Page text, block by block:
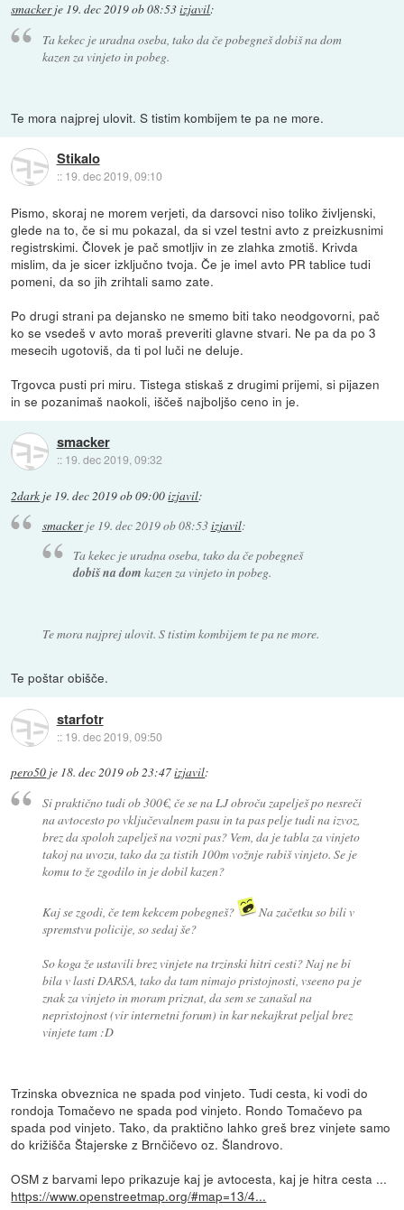
smackerje 19. dec 2019 ob 08:53izjavil:
Ta kekec je uradna oseba, tako da če pobegneš dobiš na dom
kazen za vinjeto in pobeg.
Te mora najprej ulovit. S tistim kombijem te pa ne more.
Stikalo
:: 19. dec 2019, 09:10
Pismo, skoraj ne morem verjeti, da darsovci niso toliko življenski,
glede na to, če si mu pokazal, da si vzel testni avto z preizkusnimi
registrskimi. Človek je pač smotljiv in ze zlahka zmotiš. Krivda
mislim, da je sicer izključno tvoja. Če je imel avto PR tablice tudi
pomeni, da so jih zrihtali samo zate.
Po drugi strani pa dejansko ne smemo biti tako neodgovorni, pač
ko se vsedeš v avto moraš preveriti glavne stvari. Ne pa da po 3
mesecih ugotoviš, da ti pol luči ne deluje.
Trgovca pusti pri miru. Tistega stiskaš z drugimi prijemi, si pijazen
in se pozanimaš naokoli, iščeš najboljšo ceno in je.
smacker
:: 19. dec 2019, 09:32
2dark je 19. dec 2019 ob 09:00izjavil:
smackerje 19. dec 2019 ob 08:53izjavil:
Ta kekec je uradna oseba, tako da če pobegneš
dobiš na dom kazen za vinjeto in pobeg.
Te mora najprej ulovit. S tistim kombijem te pa ne more.
Te poštar obišče.
starfotr
:: 19. dec 2019, 09:50
pero50 je 18. dec 2019 ob 23:47izjavil:
Si praktično tudi ob 300€, če se na LJ obroču zapelješ po nesreči
na avtocesto po vključevalnem pasu in ta pas pelje tudi na izvoz,
brez da spoloh zapelješ na vozni pas? Vem, da je tabla za vinjeto
takoj na uvozu, tako da za tistih 100m vožnje rabiš vinjeto. Se je
komu to že zgodilo in je dobil kazen?
Kaj se zgodi, če tem kekcem pobegneš?
Na začetku so bili v
spremstvu policije, so sedaj še?
So koga že ustavili brez vinjete na trzinski hitri cesti? Naj ne bi
bila v lasti DARSA, tako da tam nimajo pristojnosti, vseeno pa je
znak za vinjeto in moram priznat, da sem se zanašal na
nepristojnost (vir internetni forum) in kar nekajkrat peljal brez
vinjete tam :D
Trzinska obveznica ne spada pod vinjeto. Tudi cesta, ki vodi do
rondoja Tomačevo ne spada pod vinjeto. Rondo Tomačevo pa
spada pod vinjeto. Tako, da praktično lahko greš brez vinjete samo
do križišča Štajerske z Brnčičevo oz. Šlandrovo.
OSM z barvami lepo prikazuje kaj je avtocesta, kaj je hitra cesta ...
https://www.openstreetmap.org/#map=13/4...